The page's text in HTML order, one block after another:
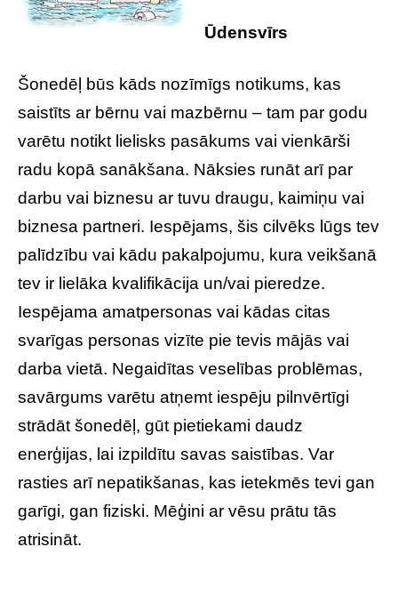
Ūdensvīrs
Šonedēļ būs kāds nozīmīgs notikums, kas
saistīts ar bērnu vai mazbērnu – tam par godu
varētu notikt lielisks pasākums vai vienkārši
radu kopā sanākšana. Nāksies runāt arī par
darbu vai biznesu ar tuvu draugu, kaimiņu vai
biznesa partneri. Iespējams, šis cilvēks lūgs tev
palīdzību vai kādu pakalpojumu, kura veikšanā
tev ir lielāka kvalifikācija un/vai pieredze.
Iespējama amatpersonas vai kādas citas
svarīgas personas vizīte pie tevis mājās vai
darba vietā. Negaidītas veselības problēmas,
savārgums varētu atņemt iespēju pilnvērtīgi
strādāt šonedēļ, gūt pietiekami daudz
enerģijas, lai izpildītu savas saistības. Var
rasties arī nepatikšanas, kas ietekmēs tevi gan
garīgi, gan fiziski. Mēģini ar vēsu prātu tās
atrisināt.